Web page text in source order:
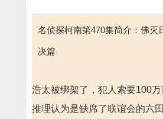
名侦探柯南第470集简介：佛灭
决篇
浩太被绑架了，犯人索要100
推理认为是缺席了联谊会的六